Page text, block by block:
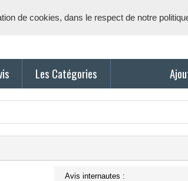
Les Catégories
Avis internautes :
de cookies, dans le respect de notre